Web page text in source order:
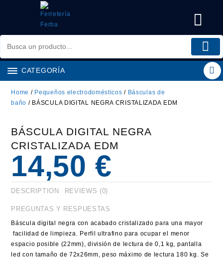
CATEGORÍA
Home / Pequeños electrodomésticos / Básculas de
baño / BÁSCULA DIGITAL NEGRA CRISTALIZADA EDM
BÁSCULA DIGITAL NEGRA
CRISTALIZADA EDM
14,50 €
DESCRIPTION REVIEWS (0)
PREGUNTAS Y RESPUESTAS
Báscula digital negra con acabado cristalizado para una mayor
facilidad de limpieza. Perfil ultrafino para ocupar el menor
espacio posible (22mm), división de lectura de 0,1 kg, pantalla
led con tamaño de 72x26mm, peso máximo de lectura 180 kg. Se